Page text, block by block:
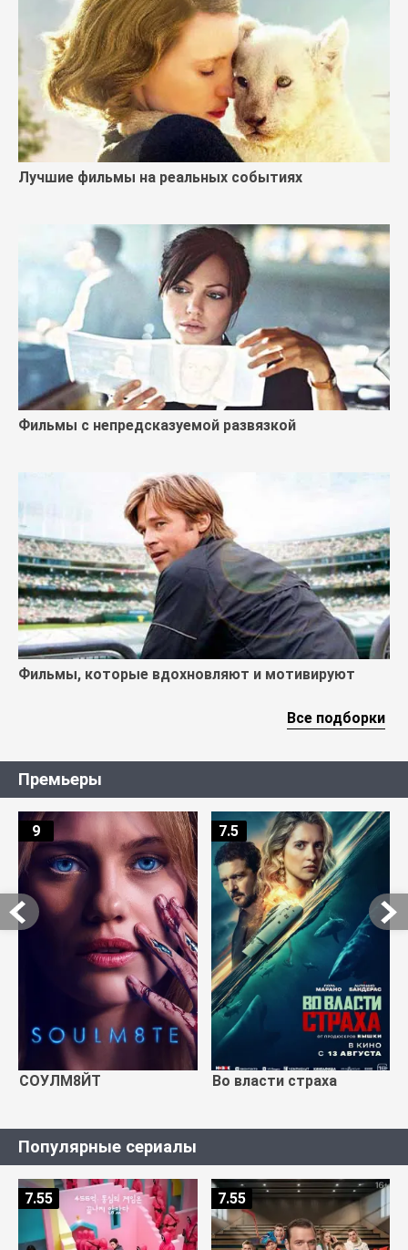
Лучшие фильмы на реальных событиях
Фильмы с непредсказуемой развязкой
Фильмы, которые вдохновляют и мотивируют
Все подборки
Премьеры
СОУЛМ8ЙТ
9
Во власти страха
7.5
Популярные сериалы
7.55 7.55